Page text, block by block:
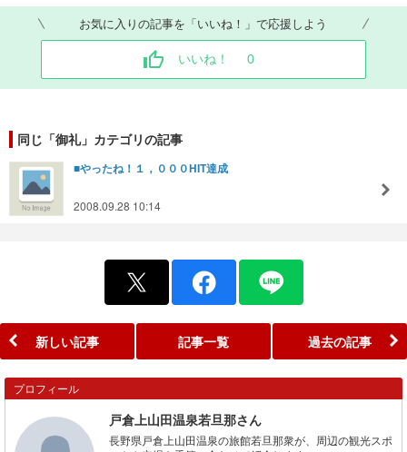
お気に入りの記事を「いいね！」で応援しよう
いいね！ 0
同じ「御礼」カテゴリの記事
■やったね！１，０００HIT達成
2008.09.28 10:14
新しい記事 記事一覧 過去の記事
プロフィール
戸倉上山田温泉若旦那さん
長野県戸倉上山田温泉の旅館若旦那衆が、周辺の観光スポ